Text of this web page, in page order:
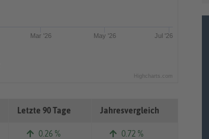
Mar '26 May '26 Jul '26
Highcharts.com
Letzte 90 Tage Jahresvergleich
0.26 % 0.72 %